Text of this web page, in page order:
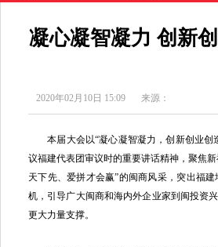
凝心凝智凝力 创新
2020年02月10日 15:09 来源：
本届大会以“凝心凝智凝力，创新创业
议福建代表团审议时的重要讲话精神，聚焦
天下先、爱拼才会赢”的闽商风采，突出福
机，引导广大闽商和海内外企业家到闽投资
更大力量支撑。